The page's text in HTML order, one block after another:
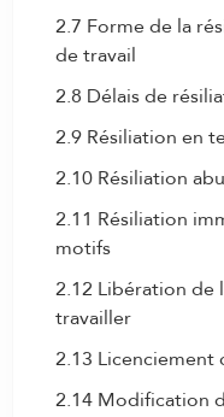
2.7 Forme de la
de travail
2.8 Délais de
2.9 Résiliation en
2.10 Résiliation
2.11 Résiliation
motifs
2.12 Libération de
travailler
2.13 Licenciement
2.14 Modification